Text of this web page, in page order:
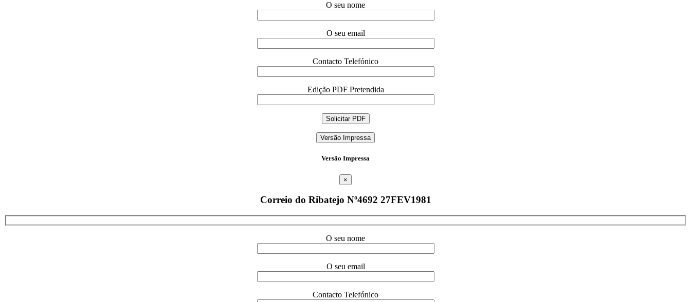
O seu nome
O seu email
Contacto Telefónico
Edição PDF Pretendida
Versão Impressa
Versão Impressa
×
Correio do Ribatejo Nº4692 27FEV1981
O seu nome
O seu email
Contacto Telefónico